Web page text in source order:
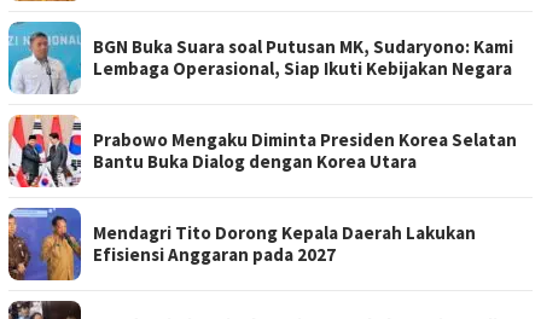
BGN Buka Suara soal Putusan MK, Sudaryono: Kami
Lembaga Operasional, Siap Ikuti Kebijakan Negara
Prabowo Mengaku Diminta Presiden Korea Selatan
Bantu Buka Dialog dengan Korea Utara
Mendagri Tito Dorong Kepala Daerah Lakukan
Efisiensi Anggaran pada 2027